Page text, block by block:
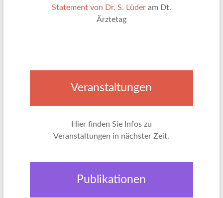
Statement von Dr. S. Lüderam Dt.
Ärztetag
Veranstaltungen
Hier finden Sie Infos zu
Veranstaltungen in nächster Zeit.
Publikationen